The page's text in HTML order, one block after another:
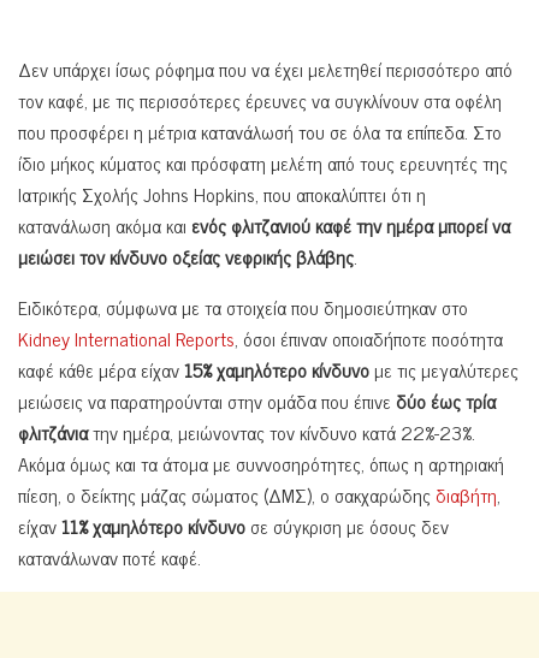
Δεν υπάρχει ίσως ρόφημα που να έχει μελετηθεί περισσότερο από
τον καφέ, με τις περισσότερες έρευνες να συγκλίνουν στα οφέλη
που προσφέρει η μέτρια κατανάλωσή του σε όλα τα επίπεδα. Στο
ίδιο μήκος κύματος και πρόσφατη μελέτη από τους ερευνητές της
Ιατρικής Σχολής Johns Hopkins, που αποκαλύπτει ότι η
κατανάλωση ακόμα και ενός φλιτζανιού καφέ την ημέρα μπορεί να
μειώσει τον κίνδυνο οξείας νεφρικής βλάβης.
Ειδικότερα, σύμφωνα με τα στοιχεία που δημοσιεύτηκαν στο
Kidney International Reports, όσοι έπιναν οποιαδήποτε ποσότητα
καφέ κάθε μέρα είχαν15% χαμηλότερο κίνδυνομε τις μεγαλύτερες
μειώσεις να παρατηρούνται στην ομάδα που έπινε δύο έως τρία
φλιτζάνιατην ημέρα, μειώνοντας τον κίνδυνο κατά 22%-23%.
Ακόμα όμως και τα άτομα με συννοσηρότητες, όπως η αρτηριακή
πίεση, ο δείκτης μάζας σώματος (ΔΜΣ), ο σακχαρώδηςδιαβήτη,
είχαν11% χαμηλότερο κίνδυνοσε σύγκριση με όσους δεν
κατανάλωναν ποτέ καφέ.